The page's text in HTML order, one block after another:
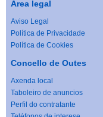
Área legal
Aviso Legal
Política de Privacidade
Política de Cookies
Concello de Outes
Axenda local
Taboleiro de anuncios
Perfil do contratante